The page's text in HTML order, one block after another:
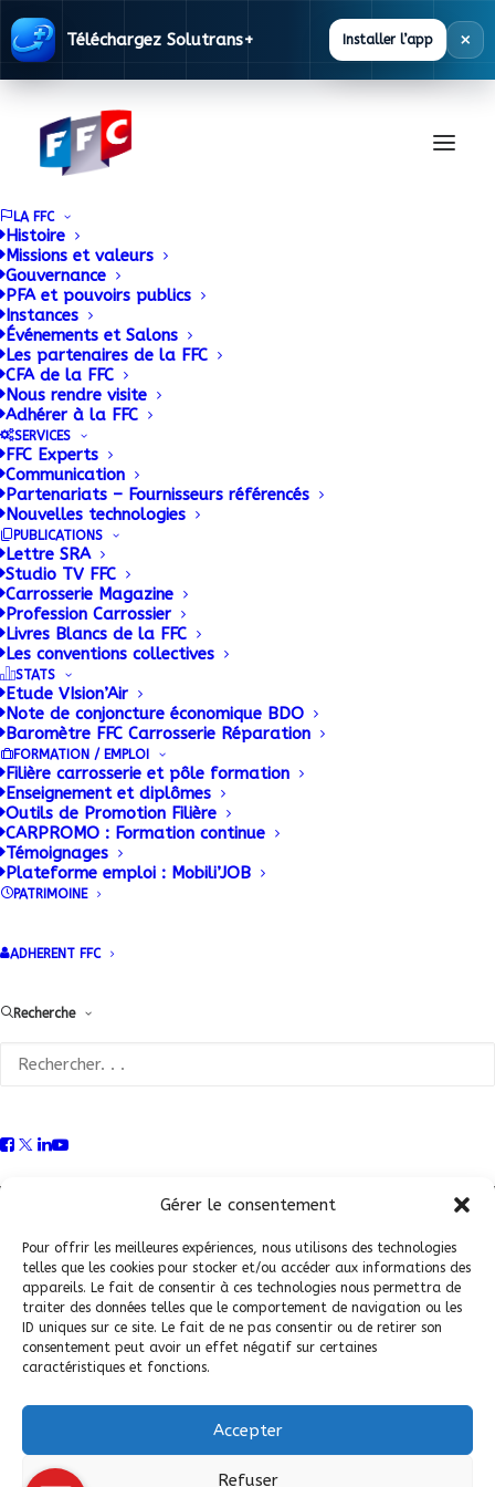
Gérer le consentement
Pour offrir les meilleures expériences, nous utilisons des technologies
telles que les cookies pour stocker et/ou accéder aux informations des
appareils. Le fait de consentir à ces technologies nous permettra de
traiter des données telles que le comportement de navigation ou les
ID uniques sur ce site. Le fait de ne pas consentir ou de retirer son
consentement peut avoir un effet négatif sur certaines
caractéristiques et fonctions.
Accepter
Refuser
Téléchargez Solutrans+ Installer l’app ×
LA FFC
Histoire
Missions et valeurs
Gouvernance
PFA et pouvoirs publics
Instances
Événements et Salons
Les partenaires de la FFC
CFA de la FFC
Nous rendre visite
Adhérer à la FFC
SERVICES
FFC Experts
Communication
Partenariats – Fournisseurs référencés
Nouvelles technologies
PUBLICATIONS
Lettre SRA
Studio TV FFC
Carrosserie Magazine
Profession Carrossier
Livres Blancs de la FFC
Les conventions collectives
STATS
Etude VIsion’Air
Note de conjoncture économique BDO
Baromètre FFC Carrosserie Réparation
FORMATION / EMPLOI
Filière carrosserie et pôle formation
Enseignement et diplômes
Outils de Promotion Filière
CARPROMO : Formation continue
Témoignages
Plateforme emploi : Mobili’JOB
PATRIMOINE
ADHERENT FFC
Recherche
Documentation
La FFC met à disposition des ses adhérents
une base documentaire alimentée en
Politique de confidentialité
© 2026 Fédération Française de Carrosserie Industrie et Services. |
Tous droits réservés.